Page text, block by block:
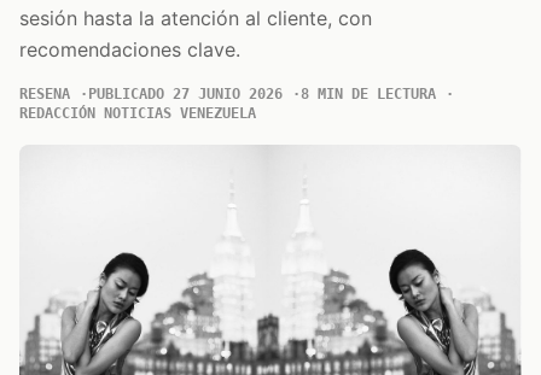
sesión hasta la atención al cliente, con
recomendaciones clave.
RESENA PUBLICADO 27 JUNIO 2026
8 MIN DE LECTURA
REDACCIÓN NOTICIAS VENEZUELA